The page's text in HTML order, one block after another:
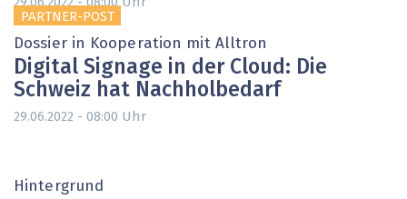
29.06.2022 - 08:00
PARTNER-POST
Dossier in Kooperation mit Alltron
Digital Signage in der Cloud: Die
Schweiz hat Nachholbedarf
29.06.2022 - 08:00 Uhr
Hintergrund